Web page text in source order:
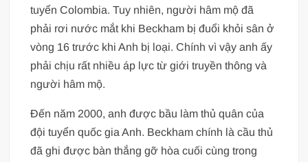
tuyển Colombia. Tuy nhiên, người hâm mộ đã
phải rơi nước mắt khi Beckham bị đuổi khỏi sân ở
vòng 16 trước khi Anh bị loại. Chính vì vậy anh ấy
phải chịu rất nhiều áp lực từ giới truyền thông và
người hâm mộ.
Đến năm 2000, anh được bầu làm thủ quân của
đội tuyển quốc gia Anh. Beckham chính là cầu thủ
đã ghi được bàn thắng gỡ hòa cuối cùng trong